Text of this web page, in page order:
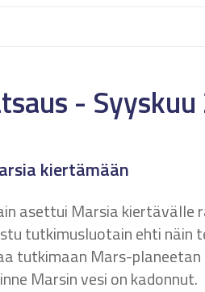
- Syyskuu
kiertämään
asettui Marsia kiertävälle
tutkimusluotain ehti näin
tutkimaan Mars-
Marsin vesi on kadonnut.